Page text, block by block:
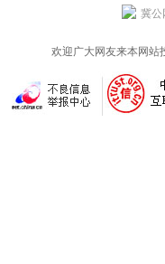
冀公
欢迎广大网友来本网站